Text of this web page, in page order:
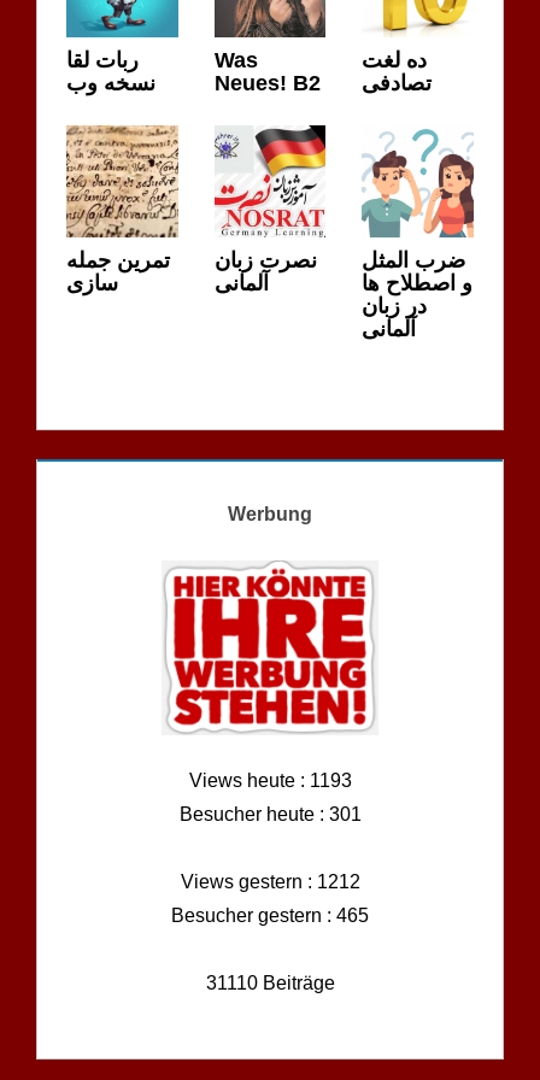
ربات لقا
نسخه وب
Was
Neues! B2
ده لغت
تصادفی
تمرین جمله
سازی
نصرت زبان
آلمانی
ضرب المثل
و اصطلاح ها
در زبان
آلمانی
Werbung
Views heute : 1193
Besucher heute : 301
Views gestern : 1212
Besucher gestern : 465
31110 Beiträge